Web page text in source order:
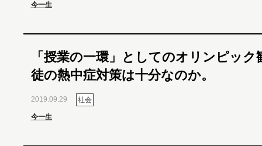
今一生
「授業の一環」としてのオリンピック
徒の熱中症対策は十分なのか。
2019.09.29 社会
今一生